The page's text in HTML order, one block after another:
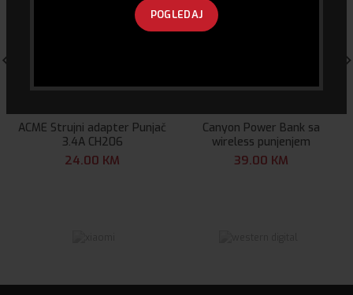
POGLEDAJ
ACME Strujni adapter Punjač
3.4A CH206
24.00 KM
Canyon Power Bank sa
wireless punjenjem
39.00 KM